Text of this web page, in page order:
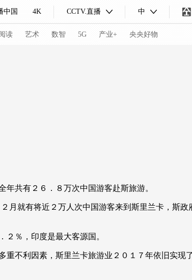
中国 4K CCTV.直播 中
读 艺术 数智 5G 产业+ 央央好物
国足 网球 综合体育 亚冬会
全民健康 颜选攻略
共有２６．８万次中国游客赴斯旅游。
就有将近２万人次中国游客来到斯里兰卡，斯政
％，印度是最大客源国。
利因素，斯里兰卡旅游业２０１７年依旧实现